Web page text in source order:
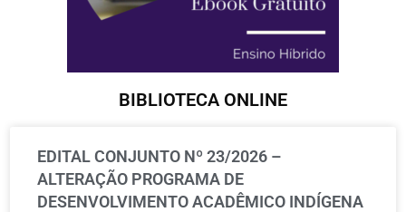
BIBLIOTECA ONLINE
EDITAL CONJUNTO Nº 23/2026 –
ALTERAÇÃO PROGRAMA DE
DESENVOLVIMENTO ACADÊMICO INDÍGENA